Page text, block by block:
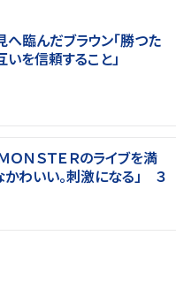
臨んだブラウン「勝つた
を信頼すること」
ＯＮＳＴＥＲのライブを満
わいい。刺激になる」 ３